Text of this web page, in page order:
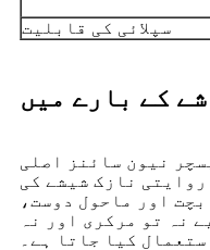
سپلائی کی قابلیت
نیون سائنز اصلی
نازک شیشے کی
اور ماحول دوست،
نہ تو مرکری اور نہ
کیا جاتا ہے۔